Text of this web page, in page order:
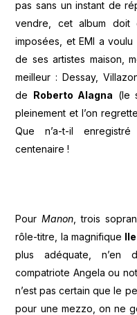
pas sans un instant de
vendre, cet album doit
imposées, et EMI a
de ses artistes maison,
meilleur : Dessay,
de Roberto Alagna (le
pleinement et l’on
Que n’a-t-il
centenaire !
PourManon , trois
rôle-titre, la magnifique
plus adéquate, n’en
compatriote Angela ou
n’est pas certain que le
pour une mezzo, on ne